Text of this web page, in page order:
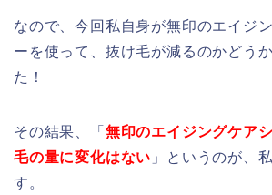
なので、今回私自身が無印のエイジ
ーを使って、抜け毛が減るのかどう
た！
その結果、「 無印のエイジングケア
毛の量に変化はない 」というのが、
す。